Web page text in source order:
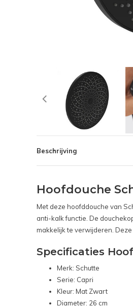
Beschrijving
Hoofdouche
Met deze hoofddouche van
anti-kalk functie. De
makkelijk te verwijderen.
Specificaties
Merk: Schutte
Serie: Capri
Kleur: Mat Zwart
Diameter: 26 cm